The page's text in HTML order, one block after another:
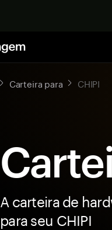
Carteira para CHIPI
A carteira de
para seu CHIPI